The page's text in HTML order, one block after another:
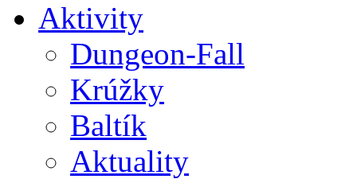
Aktivity
Dungeon-Fall
Krúžky
Baltík
Aktuality